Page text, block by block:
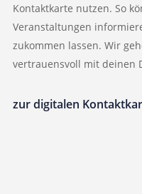
Kontaktkarte nutzen. So
Veranstaltungen
zukommen lassen. Wir
vertrauensvoll mit deinen
zur digitalen